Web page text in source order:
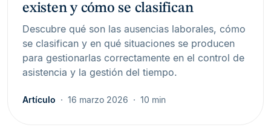
existen y cómo se clasifican
Descubre qué son las ausencias laborales, cómo
se clasifican y en qué situaciones se producen
para gestionarlas correctamente en el control de
asistencia y la gestión del tiempo.
Artículo 16 marzo 2026 10 min